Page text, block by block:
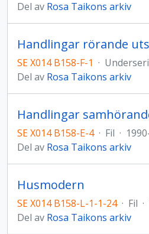
Del av Rosa Taikons arkiv
Handlingar rörande
SE X014 B158-F-1 ·
Del av Rosa Taikons arkiv
SE X014 B158-E-4 · Fil ·
Del av Rosa Taikons arkiv
Husmodern
SE X014 B158-L-1-1-24 · Fil ·
Del av Rosa Taikons arkiv